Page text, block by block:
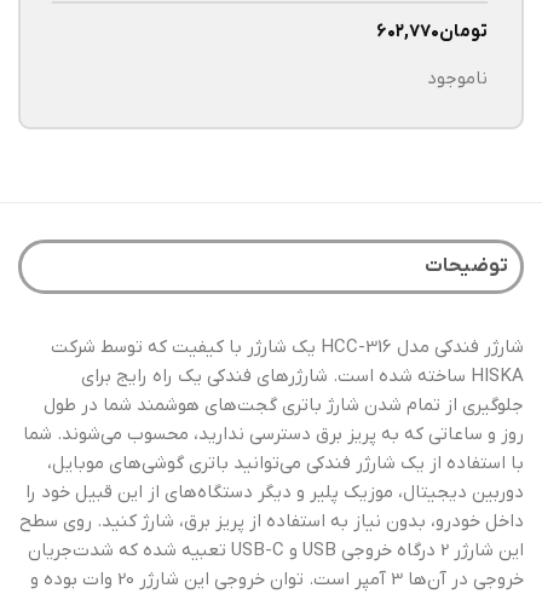
تومان۶۰۲,۷۷۰
ناموجود
توضیحات
شارژر فندکی مدل HCC-316 یک شارژر با کیفیت که توسط شرکت
HISKA ساخته شده است. شارژرهای فندکی یک راه رایج برای
جلوگیری از تمام شدن شارژ باتری گجت‌های هوشمند شما در طول
روز و ساعاتی که به پریز برق دسترسی ندارید، محسوب می‌شوند. شما
با استفاده از یک شارژر فندکی می‌توانید باتری گوشی‌های موبایل،
دوربین دیجیتال، موزیک پلیر و دیگر دستگاه‌های از این قبیل خود را
داخل خودرو، بدون نیاز به استفاده از پریز برق، شارژ کنید. روی سطح
این شارژر 2 درگاه خروجی USB و USB-C تعبیه شده که شدت‌جریان
خروجی در آن‌ها 3 آمپر است. توان خروجی این شارژر 20 وات بوده و